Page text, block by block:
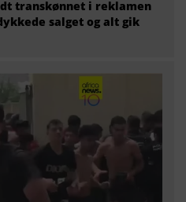
transkønnet i reklamen
salget og alt gik